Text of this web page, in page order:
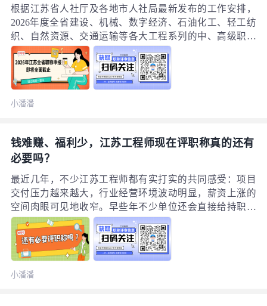
根据江苏省人社厅及各地市人社局最新发布的工作安排，
2026年度全省建设、机械、数字经济、石油化工、轻工纺
织、自然资源、交通运输等各大工程系列的中、高级职称
申报工作，目前已经全面进入收尾冲刺阶段。南京、无
锡、徐州、盐城、扬州、南通、连云港、淮安、镇江、泰
州等多地各专业的网报提交、材料修改、纸质送审截止日
期正陆续临近，部分区县的小众专业申报通道已经提前关
闭，官方明确说明本次申报无延期、无补报通道。江苏职
不少技术人员习惯性拖延到最后几天才开始筹备材料，很
容易遭遇继续教育学时不足、核心业绩缺失、申报系统拥
堵、材料被退回后没有修改时间等突发问题。本文汇总了
江苏各地当前申报的关键风险点，梳理出现阶段必须完成
的自查事项，提醒所有符合申报条件的技术人员立刻整理
全套资料，赶在系统锁闭前完成线上提交与纸质送审，切
勿白白错失本年度的申报名额，所有评审规则均以各地官
方发布的正式文件为准。
小潘潘
钱难赚、福利少，江苏工程师现在评职称真的还有
必要吗？
最近几年，不少江苏工程师都有实打实的共同感受：项目
交付压力越来越大，行业经营环境波动明显，薪资上涨的
空间肉眼可见地收窄。早些年不少单位还会直接给持职称
证的工程师发放专项职称补贴，现在很多企业福利政策调
整，评一次职称要花大量时间整理材料、跟进全流程，投
入不少精力却看不到即时的现金回报。于是越来越多工程
师开始犯嘀咕：“辛辛苦苦评下来，当月工资条没变化，费
这么大劲折腾真的值得吗？”这种想法非常现实，但如果跳
小潘潘